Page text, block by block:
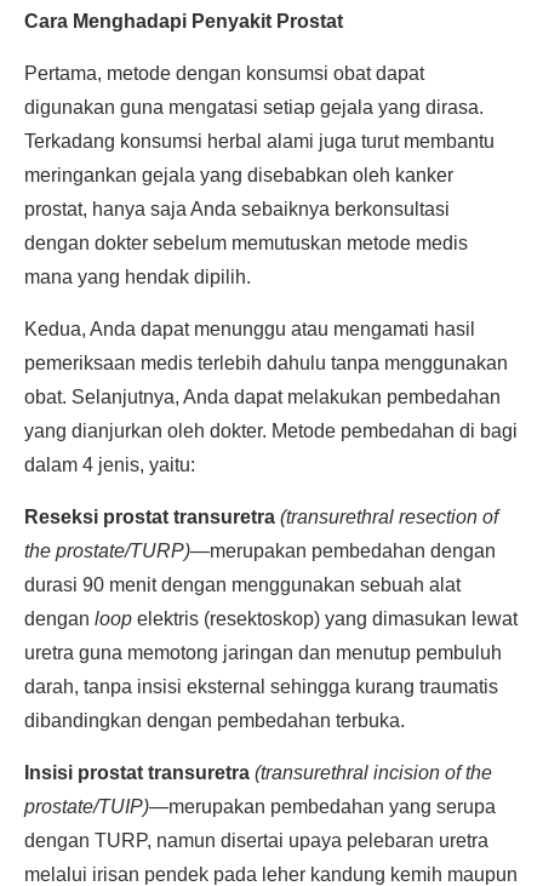
Cara Menghadapi Penyakit Prostat
Pertama, metode dengan konsumsi obat dapat
digunakan guna mengatasi setiap gejala yang dirasa.
Terkadang konsumsi herbal alami juga turut membantu
meringankan gejala yang disebabkan oleh kanker
prostat, hanya saja Anda sebaiknya berkonsultasi
dengan dokter sebelum memutuskan metode medis
mana yang hendak dipilih.
Kedua, Anda dapat menunggu atau mengamati hasil
pemeriksaan medis terlebih dahulu tanpa menggunakan
obat. Selanjutnya, Anda dapat melakukan pembedahan
yang dianjurkan oleh dokter. Metode pembedahan di bagi
dalam 4 jenis, yaitu:
Reseksi prostat transuretra (transurethral resection of
the prostate/TURP)—merupakan pembedahan dengan
durasi 90 menit dengan menggunakan sebuah alat
dengan loop elektris (resektoskop) yang dimasukan lewat
uretra guna memotong jaringan dan menutup pembuluh
darah, tanpa insisi eksternal sehingga kurang traumatis
dibandingkan dengan pembedahan terbuka.
Insisi prostat transuretra (transurethral incision of the
prostate/TUIP)—merupakan pembedahan yang serupa
dengan TURP, namun disertai upaya pelebaran uretra
melalui irisan pendek pada leher kandung kemih maupun